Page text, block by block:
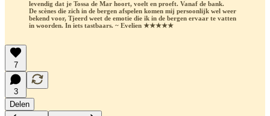
levendig dat je Tossa de Mar hoort, voelt en proeft. Vanaf de bank.
De scènes die zich in de bergen afspelen komen mij persoonlijk wel weer
bekend voor, Tjeerd weet de emotie die ik in de bergen ervaar te vatten
in woorden. In iets tastbaars. ~ Evelien ★★★★★
7
3
Delen